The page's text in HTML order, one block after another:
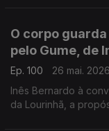
O corpo
pelo Gume, de
Ep. 100
26 mai. 2026
Inês Bernardo à
da Lourinhã, a